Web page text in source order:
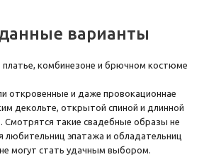
варианты
откровенные и даже провокационнае
декольте, открытой спиной и длинной
Смотрятся такие свадебные образы не
любительниц эпатажа и обладательниц
могут стать удачным выбором.